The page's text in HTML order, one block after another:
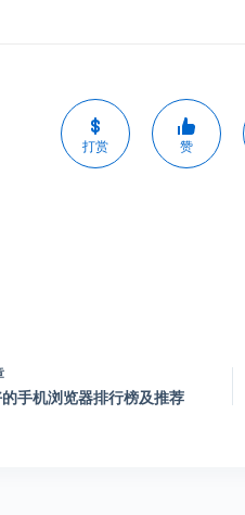
打赏 赞
的手机浏览器排行榜及推荐